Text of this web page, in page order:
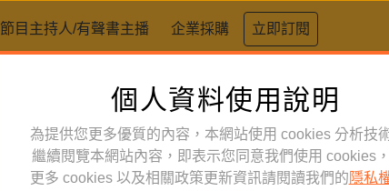
節目主持人/有聲書主播 企業採購 立即訂閱
單購 有聲書 心理勵志
個人資料使用說明
為提供您更多優質的內容，本網站使用 cookies 分析技
繼續閱覽本網站內容，即表示您同意我們使用 cookies
更多 cookies 以及相關政策更新資訊請閱讀我們的 隱私